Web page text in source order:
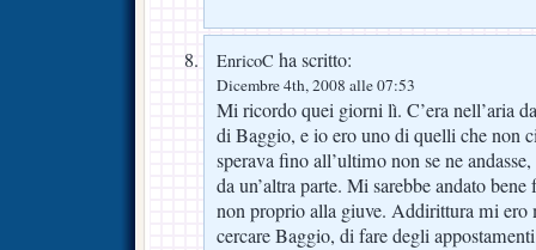
EnricoC ha scritto:
Dicembre 4th, 2008 alle 07:53
Mi ricordo quei giorni lì. C’era nell’aria
di Baggio, e io ero uno di quelli che non
sperava fino all’ultimo non se ne
da un’altra parte. Mi sarebbe andato
non proprio alla giuve. Addirittura mi ero
cercare Baggio, di fare degli